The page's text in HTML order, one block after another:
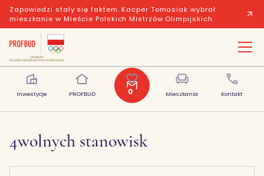
Zapowiedzi stały się faktem. Kacper Tomasiak wybrał
mieszkanie w Mieście Polskich Mistrzów Olimpijskich.
Inwestycje PROFBUD 0
Polubione Mieszkania Kontakt
O pracy u nas Otwarte stanowiska Co u nas słychać?
4wolnych stanowisk